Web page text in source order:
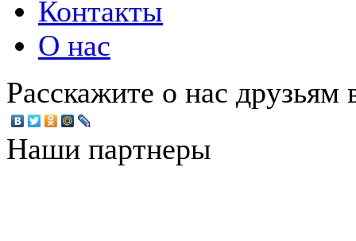
Контакты
О нас
Расскажите о нас друзьям
Наши партнеры